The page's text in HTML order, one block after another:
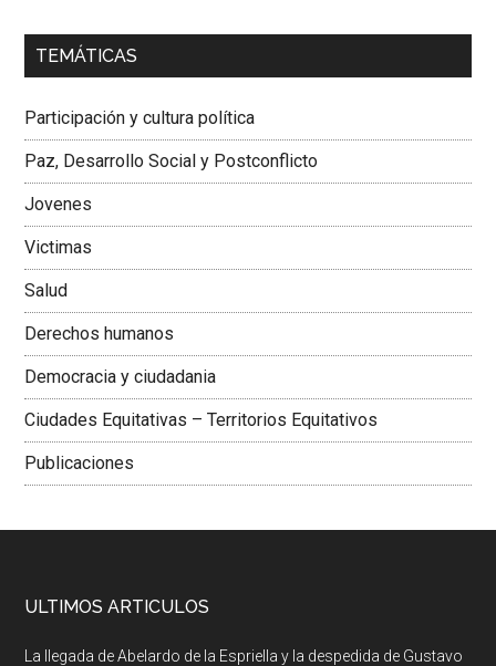
00:00 01:04
Colombiana
TEMÁTICAS
Participación y cultura política
Paz, Desarrollo Social y Postconflicto
Jovenes
Victimas
Salud
Derechos humanos
Democracia y ciudadania
Ciudades Equitativas – Territorios Equitativos
Publicaciones
ULTIMOS ARTICULOS
La llegada de Abelardo de la Espriella y la despedida de Gustavo